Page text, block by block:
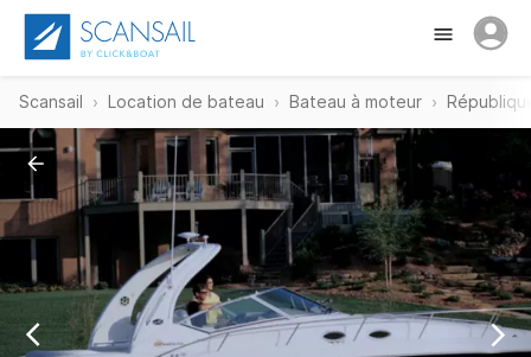
Scansail Location de bateau Bateau à moteur